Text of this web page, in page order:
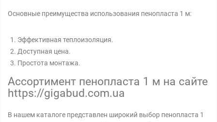
Основные преимущества использования пенопласта 1 м:
Эффективная теплоизоляция.
Доступная цена.
Простота монтажа.
Ассортимент пенопласта 1 м на сайте
https://gigabud.com.ua
В нашем каталоге представлен широкий выбор пенопласта 1